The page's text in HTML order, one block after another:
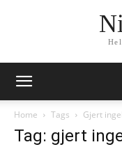
Home Tags Gjert
Tag: gjert